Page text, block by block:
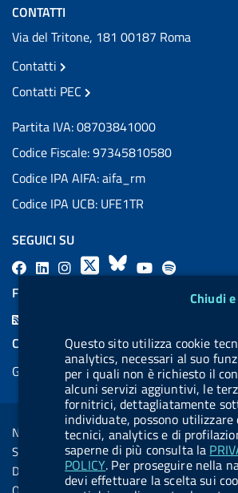
Chiudi
Questo sito utilizza cookie
analytics, necessari al suo
per i quali non è richiesto il
alcuni servizi aggiuntivi, le
fornitrici, dettagliatamente
individuate, possono utilizzare
tecnici, analytics e di
saperne di più consulta la
POLICY. Per proseguire nella
devi effettuare la scelta sui
CONTATTI
Via del Tritone, 181 00187 Roma
Contatti
Contatti PEC
Partita IVA: 08703841000
Codice Fiscale: 97345810580
Codice IPA AIFA: aifa_rm
Codice IPA UCB: UFE1TR
SEGUICI SU
F
L
l
.
b
u
t
t
o
X
B
s
k
y
Y
u
b
e
l
l
.
b
u
t
t
o
FEED RSS
COOKIES
Gestione cookie
Sezione Link Utili
Note legali
Social Media Policy
Dichiarazione di accessibilità